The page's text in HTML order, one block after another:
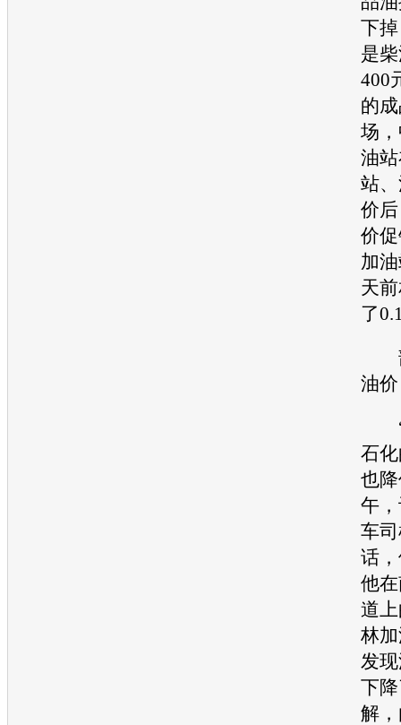
下
是
400
的
场
油
站
价
价
加
天
了
部
油价
“
石
也
午
车
话
他
道
林
发现
下
解